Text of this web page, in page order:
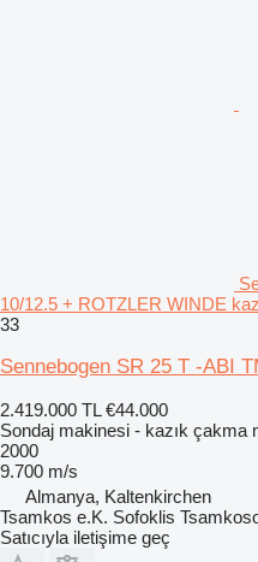
10/12.5 + ROTZLER WINDE
33
Sennebogen SR 25 T -ABI
2.419.000 TL €44.000
Sondaj makinesi - kazık çakma
2000
9.700 m/s
Almanya, Kaltenkirchen
Tsamkos e.K. Sofoklis
Satıcıyla iletişime geç